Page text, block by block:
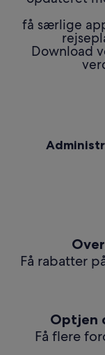
få særlige
Download
Få rabatter
Optjen
Få flere